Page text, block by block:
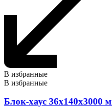
В избранные
В избранные
Блок-хаус 36х140х3000